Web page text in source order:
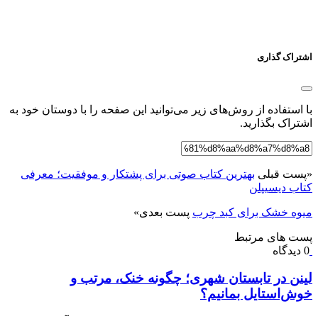
اشتراک گذاری
با استفاده از روش‌های زیر می‌توانید این صفحه را با دوستان خود به
اشتراک بگذارید.
«پست قبلی بهترین کتاب صوتی برای پشتکار و موفقیت؛ معرفی
کتاب دیسیپلن
میوه خشک برای کبد چرب پست بعدی»
پست های مرتبط
0 دیدگاه
لینن در تابستان شهری؛ چگونه خنک، مرتب و
خوش‌استایل بمانیم؟